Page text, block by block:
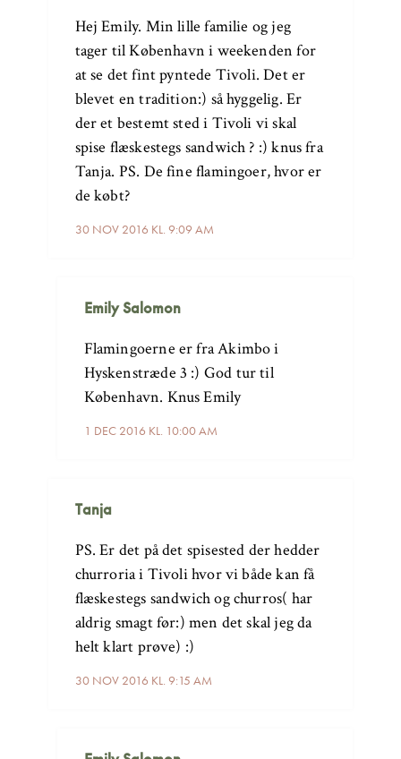
30 NOV 2016 KL. 9:09 AM
Hej Emily. Min lille familie og jeg
tager til København i weekenden for
at se det fint pyntede Tivoli. Det er
blevet en tradition:) så hyggelig. Er
der et bestemt sted i Tivoli vi skal
spise flæskestegs sandwich ? :) knus fra
Tanja. PS. De fine flamingoer, hvor er
de købt?
Emily Salomon
1 DEC 2016 KL. 10:00 AM
Flamingoerne er fra Akimbo i
Hyskenstræde 3 :) God tur til
København. Knus Emily
Tanja
30 NOV 2016 KL. 9:15 AM
PS. Er det på det spisested der hedder
churroria i Tivoli hvor vi både kan få
flæskestegs sandwich og churros( har
aldrig smagt før:) men det skal jeg da
helt klart prøve) :)